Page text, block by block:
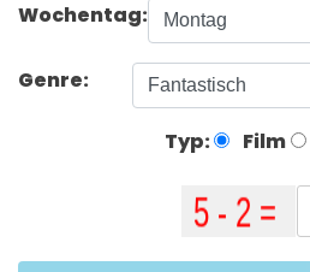
Wochentag:
Genre:
Typ: Film